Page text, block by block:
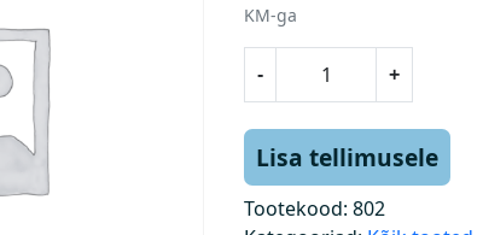
KM-ga
-
p
l
+
Lisa tellimusele
Tootekood:802